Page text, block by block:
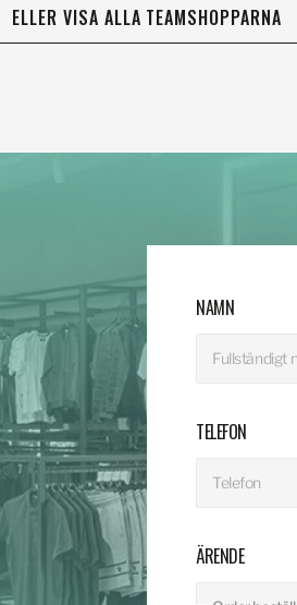
ELLER VISA ALLA TEAMSHOPPARNA
NAMN
TELEFON
ÄRENDE